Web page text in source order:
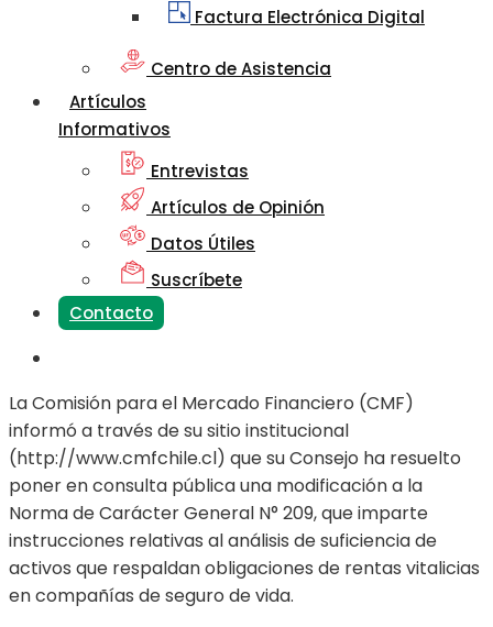
Factura Electrónica Digital
Centro de Asistencia
Artículos
Informativos
Entrevistas
Artículos de Opinión
Datos Útiles
Suscríbete
Contacto
La Comisión para el Mercado Financiero (CMF)
informó a través de su sitio institucional
(http://www.cmfchile.cl) que su Consejo ha resuelto
poner en consulta pública una modificación a la
Norma de Carácter General N° 209, que imparte
instrucciones relativas al análisis de suficiencia de
activos que respaldan obligaciones de rentas vitalicias
en compañías de seguro de vida.